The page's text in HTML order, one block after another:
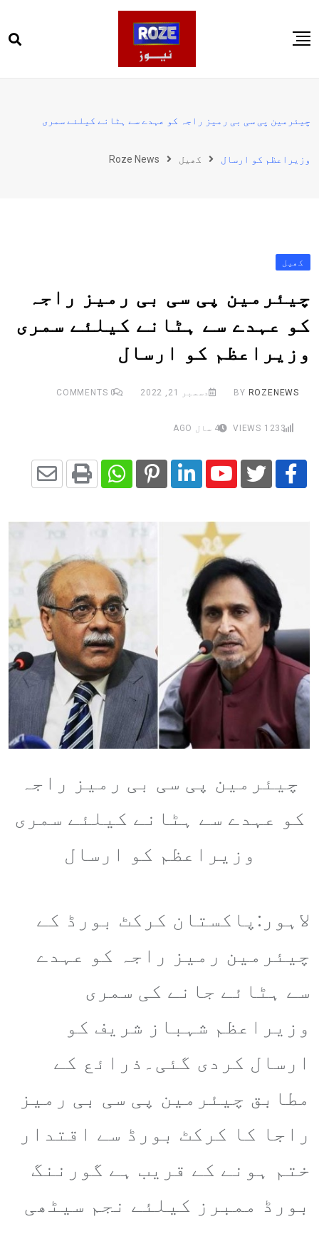
to
پاکستان
کھیل
چیئرمین پی سی بی رمیز راجہ کو عہدے سے ہٹانے کیلئے سمری
وزیراعظم کو ارسال کھیل Roze News
کھیل
چیئرمین پی سی بی رمیز راجہ
کو عہدے سے ہٹانے کیلئے سمری
وزیراعظم کو ارسال
BY ROZENEWS دسمبر 21, 2022 0
1233 4 سال AGO
Youtube
LinkedIn
Pinterest
Whatsapp
Print
via
Email
چیئرمین پی سی بی رمیز راجہ
کو عہدے سے ہٹانے کیلئے سمری
وزیراعظم کو ارسال
لاہور:پاکستان کرکٹ بورڈ کے
چیئرمین رمیز راجہ کو عہدے
سے ہٹائے جانے کی سمری
وزیراعظم شہباز شریف کو
ارسال کردی گئی۔ذرائع کے
مطابق چیئرمین پی سی بی رمیز
راجا کا کرکٹ بورڈ سے اقتدار
ختم ہونے کے قریب ہے گورننگ
بورڈ ممبرز کیلئے نجم سیٹھی